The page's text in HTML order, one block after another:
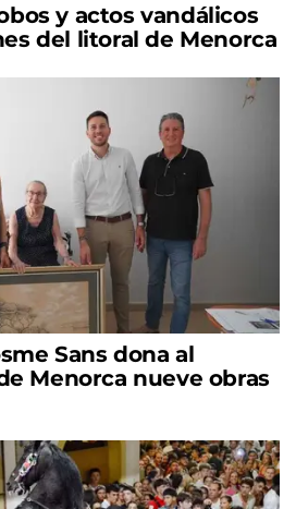
y actos vandálicos
del litoral de Menorca
Sans dona al
Menorca nueve obras